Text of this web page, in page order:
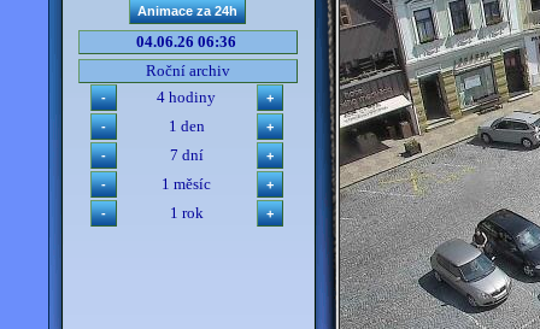
04.06.26 06:36
Roční archiv
4 hodiny
1 den
7 dní
1 měsíc
1 rok